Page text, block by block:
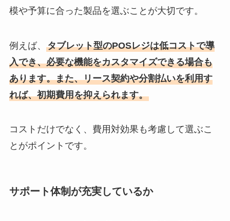
模や予算に合った製品を選ぶことが大切です。
例えば、 タブレット型のPOSレジは低コストで導
入でき、必要な機能をカスタマイズできる場合も
あります。また、リース契約や分割払いを利用す
れば、初期費用を抑えられます。
コストだけでなく、費用対効果も考慮して選ぶこ
とがポイントです。
サポート体制が充実しているか